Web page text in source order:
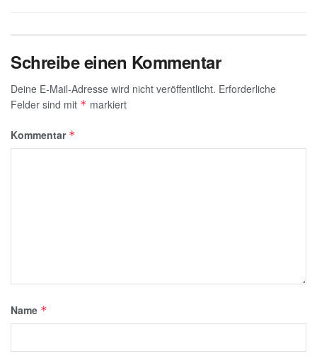
Schreibe einen Kommentar
Deine E-Mail-Adresse wird nicht veröffentlicht. Erforderliche
Felder sind mit * markiert
Kommentar *
Name *